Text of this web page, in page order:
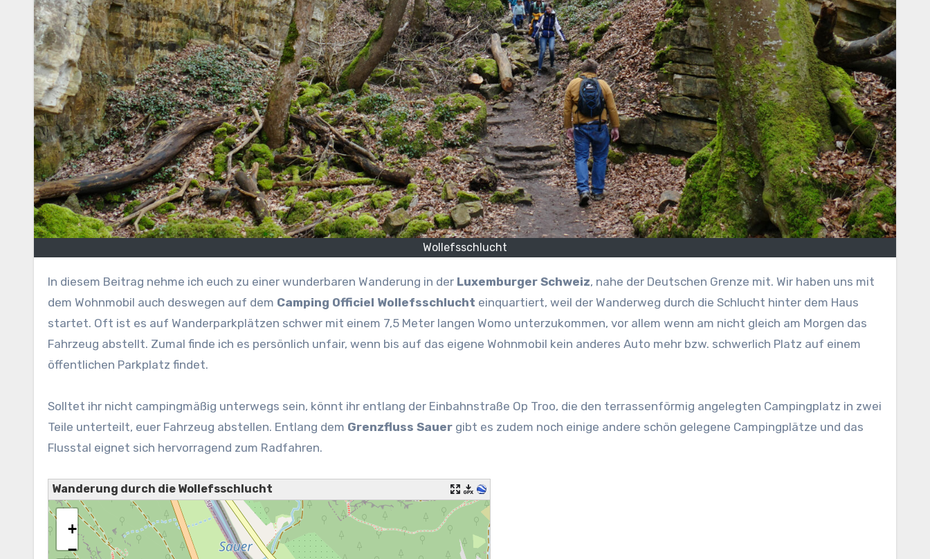
Wollefsschlucht
In diesem Beitrag nehme ich euch zu einer wunderbaren Wanderung in der Luxemburger Schweiz, nahe der Deutschen Grenze mit. Wir haben uns mit
dem Wohnmobil auch deswegen auf dem Camping Officiel Wollefsschlucht einquartiert, weil der Wanderweg durch die Schlucht hinter dem Haus
startet. Oft ist es auf Wanderparkplätzen schwer mit einem 7,5 Meter langen Womo unterzukommen, vor allem wenn am nicht gleich am Morgen das
Fahrzeug abstellt. Zumal finde ich es persönlich unfair, wenn bis auf das eigene Wohnmobil kein anderes Auto mehr bzw. schwerlich Platz auf einem
öffentlichen Parkplatz findet.
Solltet ihr nicht campingmäßig unterwegs sein, könnt ihr entlang der Einbahnstraße Op Troo, die den terrassenförmig angelegten Campingplatz in zwei
Teile unterteilt, euer Fahrzeug abstellen. Entlang dem Grenzfluss Sauer gibt es zudem noch einige andere schön gelegene Campingplätze und das
Flusstal eignet sich hervorragend zum Radfahren.
Wanderung durch die Wollefsschlucht
+
−